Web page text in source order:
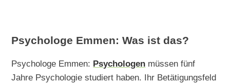
Psychologe Emmen: Was ist das?
Psychologe Emmen: Psychologen müssen fünf
Jahre Psychologie studiert haben. Ihr Betätigungsfeld